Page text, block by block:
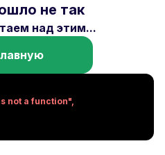
не так
над этим...